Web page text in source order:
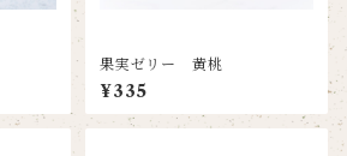
果実ゼリー 黄桃
¥335